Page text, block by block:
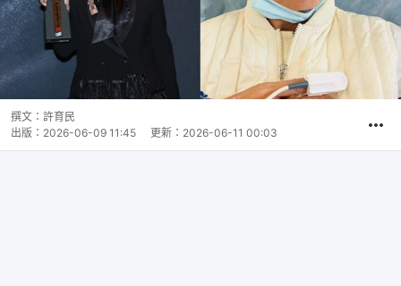
撰文： 許育民
出版： 2026-06-09 11:45 更新： 2026-06-11 00:03